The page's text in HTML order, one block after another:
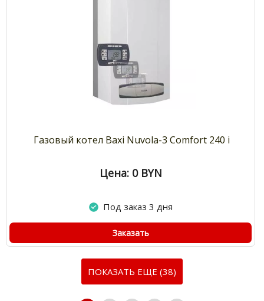
Газовый котел Baxi Nuvola-3 Comfort 240 i
Цена: 0 BYN
Под заказ 3 дня
Заказать
ПОКАЗАТЬ ЕЩЕ (38)